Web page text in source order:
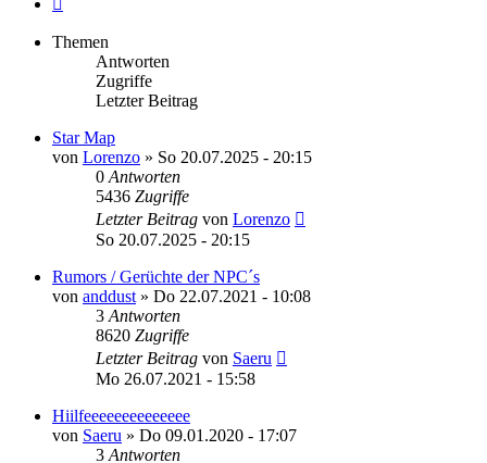
Themen
Antworten
Zugriffe
Letzter Beitrag
Star Map
von Lorenzo » So 20.07.2025 - 20:15
0 Antworten
5436 Zugriffe
Letzter Beitrag von Lorenzo
So 20.07.2025 - 20:15
Rumors / Gerüchte der NPC´s
von anddust » Do 22.07.2021 - 10:08
3 Antworten
8620 Zugriffe
Letzter Beitrag von Saeru
Mo 26.07.2021 - 15:58
Hiilfeeeeeeeeeeeeee
von Saeru » Do 09.01.2020 - 17:07
3 Antworten